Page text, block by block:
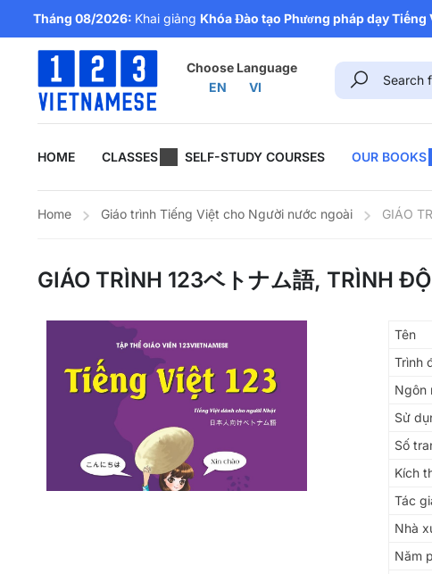
Tháng 08/2026: Khai giảng Khóa Đào tạo Phương pháp dạy
Choose Language
EN
VI
HOME CLASSES SELF-STUDY COURSES OUR BOOKS
Home Giáo trình Tiếng Việt cho Người nước ngoài GIÁO
GIÁO TRÌNH 123ベトナム語, TRÌNH
Tên
Trình
Ngôn
Sử
Số
Kích
Tác
Nhà
Năm